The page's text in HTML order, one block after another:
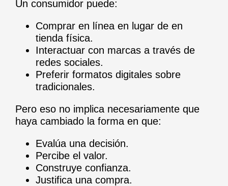
Un consumidor puede:
Comprar en línea en lugar de en
tienda física.
Interactuar con marcas a través de
redes sociales.
Preferir formatos digitales sobre
tradicionales.
Pero eso no implica necesariamente que
haya cambiado la forma en que:
Evalúa una decisión.
Percibe el valor.
Construye confianza.
Justifica una compra.